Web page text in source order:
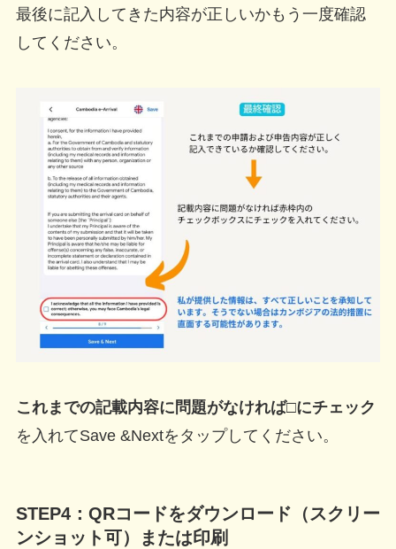
最後に記入してきた内容が正しいかもう一度確認
してください。
これまでの記載内容に問題がなければ□にチェック
を入れてSave &Nextをタップしてください。
STEP4：QRコードをダウンロード（スクリー
ンショット可）または印刷